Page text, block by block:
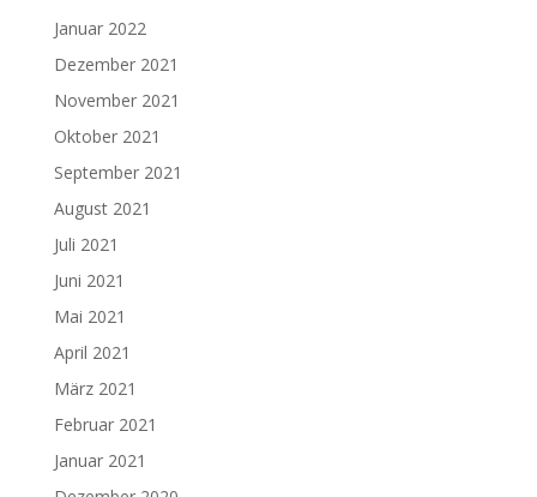
Januar 2022
Dezember 2021
November 2021
Oktober 2021
September 2021
August 2021
Juli 2021
Juni 2021
Mai 2021
April 2021
März 2021
Februar 2021
Januar 2021